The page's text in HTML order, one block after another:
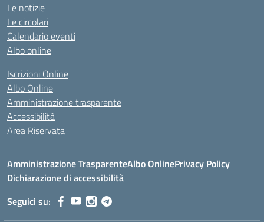
Le notizie
Le circolari
Calendario eventi
Albo online
Iscrizioni Online
Albo Online
Amministrazione trasparente
Accessibilità
Area Riservata
Amministrazione TrasparenteAlbo OnlinePrivacy Policy
Dichiarazione di accessibilità
Seguici su: